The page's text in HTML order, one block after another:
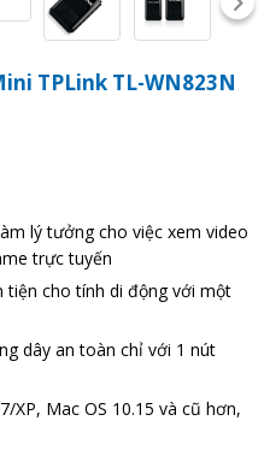
TPLink TL-WN823N
lý tưởng cho việc xem video
trực tuyến
tiện cho tính di động với một
dây an toàn chỉ với 1 nút
XP, Mac OS 10.15 và cũ hơn,